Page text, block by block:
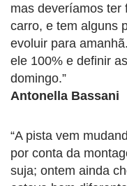
mas deveríamos ter
carro, e tem alguns
evoluir para
ele 100% e definir
domingo.”
Antonella Bassani
“A pista vem
por conta da
suja; ontem ainda